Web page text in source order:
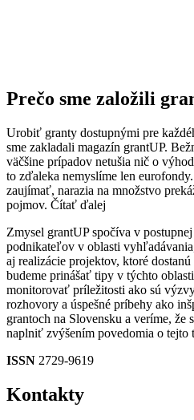
Prečo sme založili
Urobiť granty dostupnými pre
sme zakladali magazín grantUP.
väčšine prípadov netušia nič o
to zďaleka nemyslíme len
zaujímať, narazia na množstvo
pojmov. Čítať ďalej
Zmysel grantUP spočíva v
podnikateľov v oblasti
aj realizácie projektov, ktoré
budeme prinášať tipy v týchto
monitorovať príležitosti ako sú
rozhovory a úspešné príbehy ako
grantoch na Slovensku a veríme, že
naplniť zvýšením povedomia o tejto
ISSN 2729-9619
Kontakty